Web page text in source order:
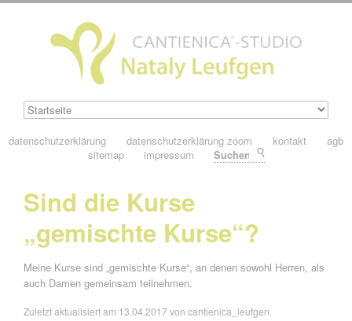
datenschutzerklärung datenschutzerklärung zoom kontakt
agb
sitemap
impressum
Sind die Kurse
„gemischte Kurse“?
Meine Kurse sind „gemischte Kurse“, an denen sowohl Herren, als
auch Damen gemeinsam teilnehmen.
Zuletzt aktualisiert am 13.04.2017 von cantienica_leufgen.